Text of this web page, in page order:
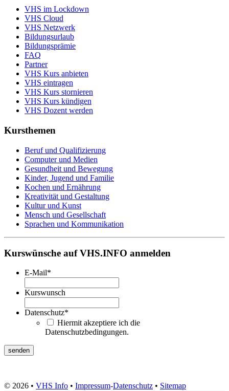
VHS im Lockdown
VHS Cloud
VHS Netzwerk
Bildungsurlaub
Bildungsprämie
FAQ
Partner
VHS Kurs anbieten
VHS eintragen
VHS Kurs stornieren
VHS Kurs kündigen
VHS Dozent werden
Kursthemen
Beruf und Qualifizierung
Computer und Medien
Gesundheit und Bewegung
Kinder, Jugend und Familie
Kochen und Ernährung
Kreativität und Gestaltung
Kultur und Kunst
Mensch und Gesellschaft
Sprachen und Kommunikation
Kurswünsche auf VHS.INFO anmelden
E-Mail*
Kurswunsch
Datenschutz*
Hiermit akzeptiere ich die
Datenschutzbedingungen.
© 2026 • VHS Info • Impressum-Datenschutz • Sitemap